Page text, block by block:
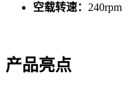
空载转速： 240rpm
产品亮点